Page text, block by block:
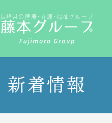
長崎県の医療･介護･福祉グループ
新着情報